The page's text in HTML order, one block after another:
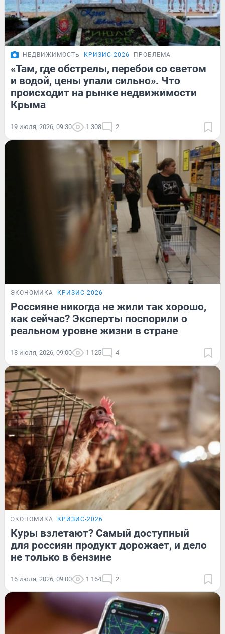
НЕДВИЖИМОСТЬ КРИЗИС-2026 ПРОБЛЕМА
«Там, где обстрелы, перебои со светом
и водой, цены упали сильно». Что
происходит на рынке недвижимости
Крыма
19 июля, 2026, 09:30 1 308 2
ЭКОНОМИКА КРИЗИС-2026
Россияне никогда не жили так хорошо,
как сейчас? Эксперты поспорили о
реальном уровне жизни в стране
18 июля, 2026, 09:00 1 125 4
ЭКОНОМИКА КРИЗИС-2026
Куры взлетают? Самый доступный
для россиян продукт дорожает, и дело
не только в бензине
16 июля, 2026, 09:00 1 164 2